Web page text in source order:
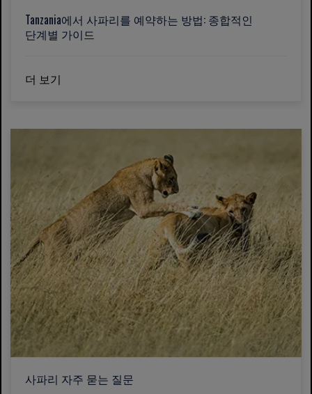
Tanzania에서 사파리를 예약하는 방법: 종합적인
단계별 가이드
더 보기
사파리 자주 묻는 질문